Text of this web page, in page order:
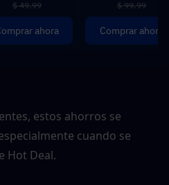
$ 49.99
ahora
$ 99.99
Comprar ahora
estos ahorros se
cuando se
Hot Deal.